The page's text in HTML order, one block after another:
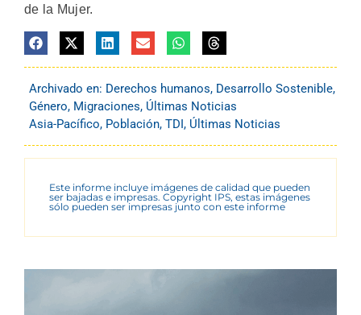
de la Mujer.
Archivado en: Derechos humanos, Desarrollo Sostenible,
Género, Migraciones, Últimas Noticias
Asia-Pacífico, Población, TDI , Últimas Noticias
Este informe incluye imágenes de calidad que pueden
ser bajadas e impresas. Copyright IPS, estas imágenes
sólo pueden ser impresas junto con este informe